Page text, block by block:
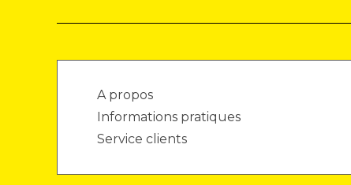
A propos
Informations pratiques
Service clients